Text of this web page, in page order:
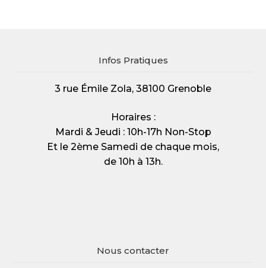
Infos Pratiques
3 rue Émile Zola, 38100 Grenoble
Horaires :
Mardi & Jeudi : 10h-17h Non-Stop
Et le 2ème Samedi de chaque mois,
de 10h à 13h.
Nous contacter